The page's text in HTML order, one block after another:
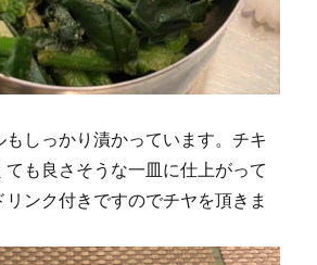
もしっかり漬かっています。チキ
ても良さそうな一皿に仕上がって
ンク付きですのでチヤを頂きま